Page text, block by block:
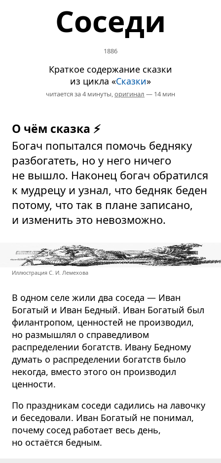
Соседи
1886
Краткое содержание сказки
из цикла «Сказки»
читается за 4 минуты,оригинал — 14 мин
О чём сказка ⚡
Богач попытался помочь бедняку
разбогатеть, но у него ничего
не вышло. Наконец богач обратился
к мудрецу и узнал, что бедняк беден
потому, что так в плане записано,
и изменить это невозможно.
Иллюстрация С. И. Лемехова
В одном селе жили два соседа — Иван
Богатый и Иван Бедный. Иван Богатый был
филантропом, ценностей не производил,
но размышлял о справедливом
распределении богатств. Ивану Бедному
думать о распределении богатств было
некогда, вместо этого он производил
ценности.
По праздникам соседи садились на лавочку
и беседовали. Иван Богатый не понимал,
почему сосед работает весь день,
но остаётся бедным.